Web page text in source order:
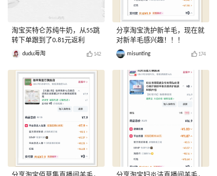
淘宝买特仑苏纯牛奶，从55跳
转下单跟到了0.81元返利
dudu海淘 142
分享淘宝洗护新羊毛，现在就
对新羊毛感兴趣！！！
misunting 174